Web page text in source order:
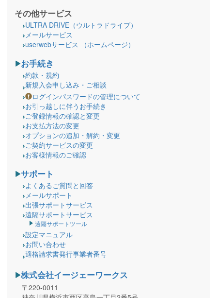
その他サービス
ULTRA DRIVE（ウルトラドライブ）
メールサービス
userwebサービス （ホームページ）
お手続き
約款・規約
新規入会申し込み・ご相談
ログインパスワードの管理について
お引っ越しに伴うお手続き
ご登録情報の確認と変更
お支払方法の変更
オプションの追加・解約・変更
ご契約サービスの変更
お客様情報のご確認
サポート
よくあるご質問と回答
メールサポート
出張サポートサービス
遠隔サポートサービス
遠隔サポートツール
設定マニュアル
お問い合わせ
適格請求書発行事業者番号
株式会社イージェーワークス
〒220-0011